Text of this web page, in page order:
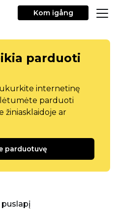
Kom igång
parduoti
internetinę
parduoti
žiniasklaidoje ar
parduotuvę
puslapį